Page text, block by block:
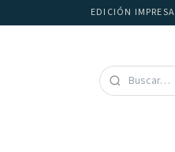
EDICIÓN IMPRESA